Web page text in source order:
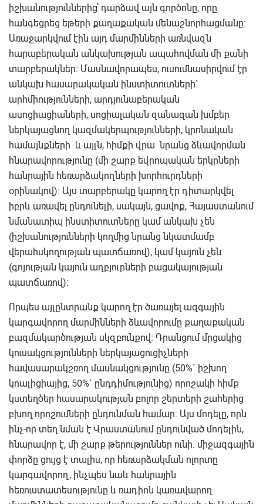
իշխանություններից՝ դարձավ այն գործոնը, որը
հանգեցրեց եթերի քաղաքական մենաշնորհացմանը:
Առաջարկվում էին այդ մարմինների առնվազն
հարաբերական անկախության ապահովման մի քանի
տարբերակներ: Մասնավորապես, ուսումնասիրվում էր
անկախ հասարակական ինստիտուտների`
արհմիությունների, արդյունաբերական
ասոցիացիաների, սոցիալական զանազան խմբեր
ներկայացնող կազմակերպությունների, կրոնական
համայնքների և այլն, հիմքի վրա նրանց ձևավորման
հնարավորությունը (մի շարք եվրոպական երկրների
հանրային հեռարձակողների խորհուրդների
օրինակով): Այս տարբերակը կարող էր դիտարկվել
իբրև առավել ընդունելի, սակայն, ցավոք, Հայաստանում
նմանատիպ ինստիտուտները կամ անկախ չեն
(իշխանությունների կողմից նրանց նկատմամբ
վերահսկողության պատճառով), կամ կայուն չեն
(գոյության կայուն աղբյուրների բացակայության
պատճառով):
Որպես այլընտրանք կարող էր ծառայել ազգային
կարգավորող մարմինների ձևավորումը քաղաքական
բազմակարծության սկզբունքով։ Դրանցում մրցակից
կուսակցությունների ներկայացուցիչների
հավասարակշռող մասնակցությունը (50%` իշխող
կոալիցիայից, 50%` ընդդիմությունից) որոշակի հիմք
կստեղծեր հասարակության բոլոր շերտերի շահերից
բխող որոշումների ընդունման համար: Այս մոդելը, որն
ինչ-որ տեղ նման է Վրաստանում ընդունված մոդելին,
հնարավոր է, մի շարք թերություններ ունի. միջազգային
փորձը ցույց է տալիս, որ հեռարձակման ոլորտը
կարգավորող, ինչպես նաև հանրային
հեռուստատեսությունը և ռադիոն կառավարող